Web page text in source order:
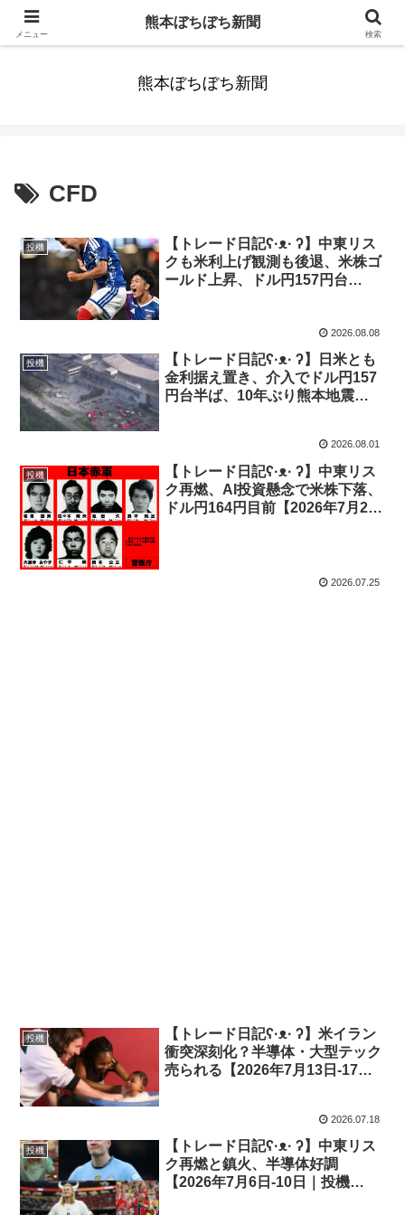
みんなまだ気づかずすごしていたんだわ。ずっといっしょに歩いてゆけるっ
熊本ぼちぼち新聞
CFD
投機
【トレード日記ʕ·ᴥ· ʔ】中東リス
クも米利上げ観測も後退、米株ゴ
ールド上昇、ドル円157円台
2026.08.08
投機
【トレード日記ʕ·ᴥ· ʔ】日米とも
金利据え置き、介入でドル円157
円台半ば、10年ぶり熊本地震
2026.08.01
投機
【トレード日記ʕ·ᴥ· ʔ】中東リス
ク再燃、AI投資懸念で米株下落、
ドル円164円目前【2026年7月20
2026.07.25
投機
【トレード日記ʕ·ᴥ· ʔ】米イラン
衝突深刻化？半導体・大型テック
売られる【2026年7月13日-17日
2026.07.18
投機
【トレード日記ʕ·ᴥ· ʔ】中東リス
ク再燃と鎮火、半導体好調
【2026年7月6日-10日｜投機
メニュー
熊本ぼちぼち新聞
検索